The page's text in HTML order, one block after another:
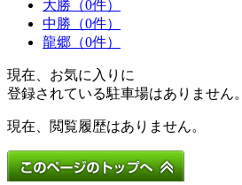
大勝（0件）
中勝（0件）
龍郷（0件）
現在、お気に入りに
登録されている駐車場はありません。
現在、閲覧履歴はありません。